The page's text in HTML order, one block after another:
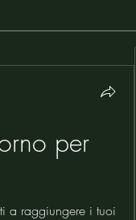
per
a raggiungere i tuoi